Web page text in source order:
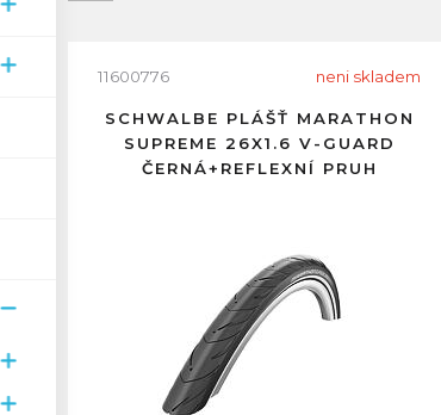
11600776 neni skladem
SCHWALBE PLÁŠŤ MARATHON
SUPREME 26X1.6 V-GUARD
ČERNÁ+REFLEXNÍ PRUH